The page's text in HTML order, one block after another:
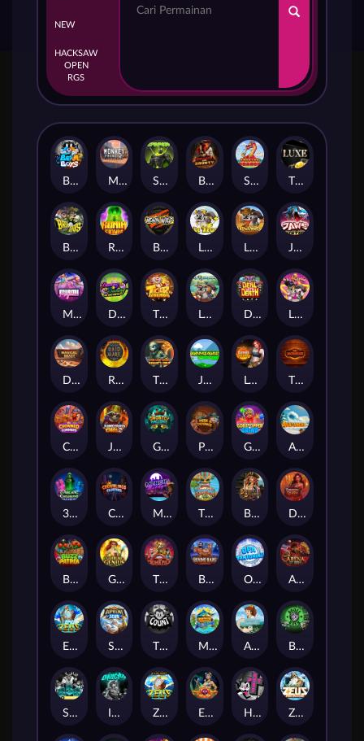
NEW
HACKSAW
OPEN
RGS
Beam Boys Monkey Frenzy 2: Boss is Here! Spinman BULLETS AND BOUNTY SMOKING DRAGON The Luxe
BASH BROS Ronin Stackways Born Wild LE ZEUS LE COWBOY JAWS OF JUSTICE
MIAMI MAYHEM DONNY AND DANNY TIGER LEGENDS Le Fisherman DEAL WITH DEATH LE KING
Darkside Prairie: Magical Beast Raidmark The Lost Book of Mummy’s Curse Jumpasaurs Leatherheads The Jack & Rose
Crowned Corners Junkyard Kings 2 Ghostly Hallows Peek & Pounce Gobstopper Grind Avalanche
3 Arcane Cauldrons Crownlings Clusters Midnight Mirage Tikitopia BoosterBelt Bonnie's Buccaneers Demon Queen
Buzz Patrol Gearlab Genius The Crime File Behind Bars: Masterplan Opa Santorini! Arena of Iron
Epic Ze Zeus Supreme Zeus THE COUNT MARLIN MASTERS: THE BIG HAUL Aiko and the Wind Spirit Booze Bash
SixSixSix Invictus Ze Zeus Eye of Medusa Hot Ross Zeus Ze Zecond